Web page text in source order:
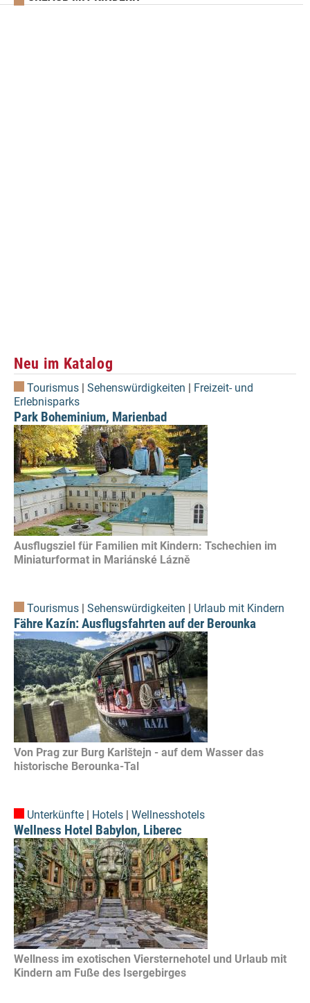
Neu im Katalog
Tourismus | Sehenswürdigkeiten | Freizeit- und
Erlebnisparks
Park Boheminium, Marienbad
Ausflugsziel für Familien mit Kindern: Tschechien im
Miniaturformat in Mariánské Lázně
Tourismus | Sehenswürdigkeiten | Urlaub mit Kindern
Fähre Kazín: Ausflugsfahrten auf der Berounka
Von Prag zur Burg Karlštejn - auf dem Wasser das
historische Berounka-Tal
Unterkünfte | Hotels | Wellnesshotels
Wellness Hotel Babylon, Liberec
Wellness im exotischen Viersternehotel und Urlaub mit
Kindern am Fuße des Isergebirges